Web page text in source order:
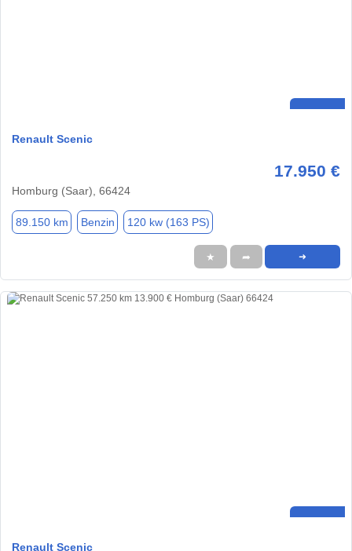
Renault Scenic
17.950 €
Homburg (Saar), 66424
89.150 km Benzin 120 kw (163 PS)
★ ➦ ➜
Renault Scenic